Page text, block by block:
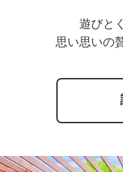
遊びと
思い思いの